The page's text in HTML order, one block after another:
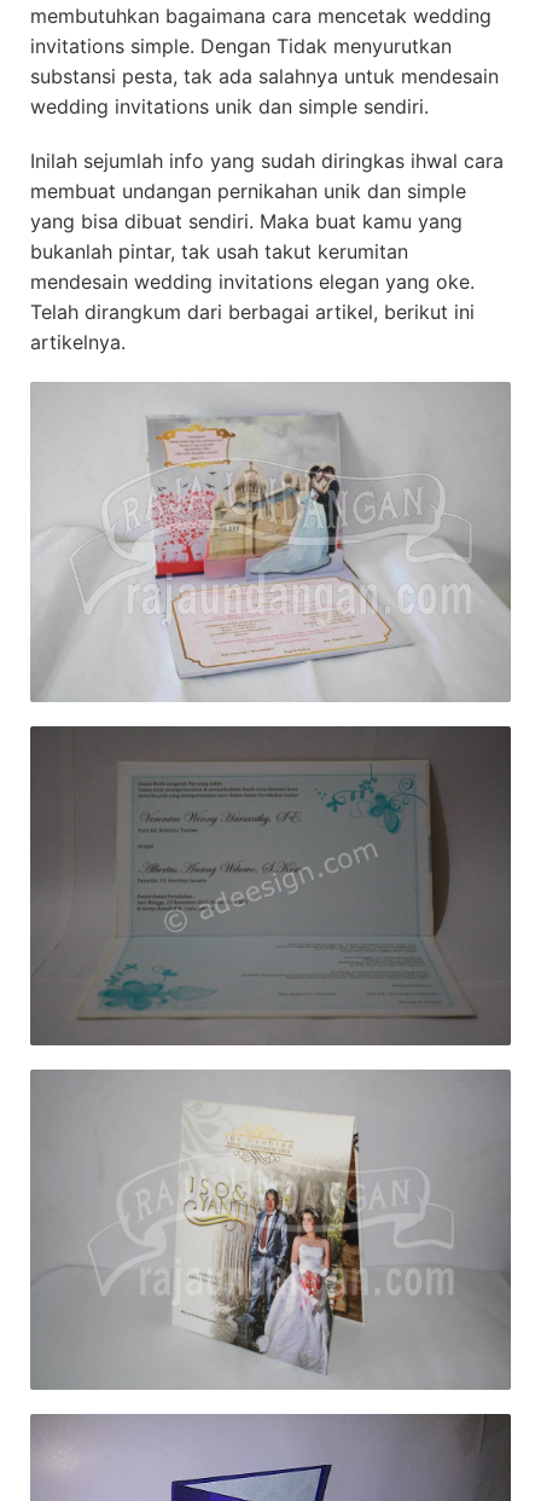
membutuhkan bagaimana cara mencetak wedding
invitations simple. Dengan Tidak menyurutkan
substansi pesta, tak ada salahnya untuk mendesain
wedding invitations unik dan simple sendiri.
Inilah sejumlah info yang sudah diringkas ihwal cara
membuat undangan pernikahan unik dan simple
yang bisa dibuat sendiri. Maka buat kamu yang
bukanlah pintar, tak usah takut kerumitan
mendesain wedding invitations elegan yang oke.
Telah dirangkum dari berbagai artikel, berikut ini
artikelnya.